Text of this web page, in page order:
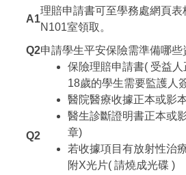
A1
理賠申請書可至學務處網頁表
N101室領取。
Q2申請學生平安保險需準備哪些
Q2
保險理賠申請書( 受益
18歲的學生需要監護人
醫院醫療收據正本或影
醫生診斷證明書正本或
章)
若收據項目有放射性治
附X光片( 請燒成光碟 )